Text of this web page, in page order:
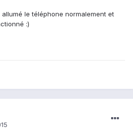
le téléphone normalement et
:)